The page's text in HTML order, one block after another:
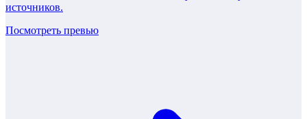
источников.
Посмотреть превью